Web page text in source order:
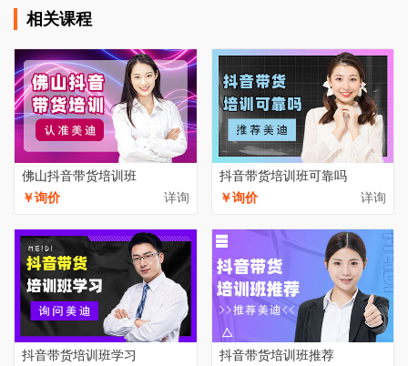
相关课程
佛山抖音带货培训班
￥询价
详询
抖音带货培训班可靠吗
￥询价
详询
抖音带货培训班学习
抖音带货培训班推荐